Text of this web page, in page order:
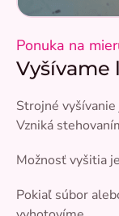
Ponuka na
Vyšívame
Strojné
Vzniká
Možnosť vyšitia
Pokiaľ súbor